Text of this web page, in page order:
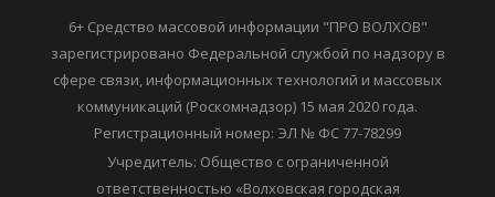
6+ Средство массовой информации "ПРО ВОЛХОВ"
зарегистрировано Федеральной службой по надзору в
сфере связи, информационных технологий и массовых
коммуникаций (Роскомнадзор) 15 мая 2020 года.
Регистрационный номер: ЭЛ № ФС 77-78299